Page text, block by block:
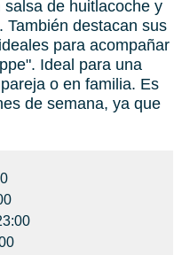
de huitlacoche y
También destacan sus
para acompañar
Ideal para una
o en familia. Es
de semana, ya que